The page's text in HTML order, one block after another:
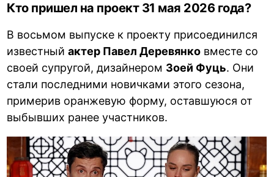
Кто пришел на проект 31 мая 2026 года?
В восьмом выпуске к проекту присоединился
известныйактер Павел Деревянко вместе со
своей супругой, дизайнером Зоей Фуць. Они
стали последними новичками этого сезона,
примерив оранжевую форму, оставшуюся от
выбывших ранее участников.